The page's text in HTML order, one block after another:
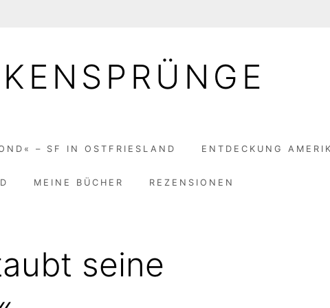
– SF IN OSTFRIESLAND ENTDECKUNG
MEINE BÜCHER REZENSIONEN
seine